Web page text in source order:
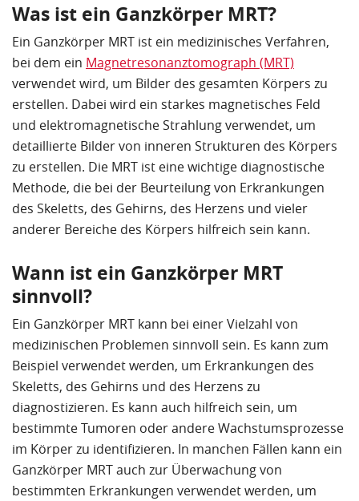
Was ist ein Ganzkörper MRT?
Ein Ganzkörper MRT ist ein medizinisches Verfahren,
bei dem ein Magnetresonanztomograph (MRT)
verwendet wird, um Bilder des gesamten Körpers zu
erstellen. Dabei wird ein starkes magnetisches Feld
und elektromagnetische Strahlung verwendet, um
detaillierte Bilder von inneren Strukturen des Körpers
zu erstellen. Die MRT ist eine wichtige diagnostische
Methode, die bei der Beurteilung von Erkrankungen
des Skeletts, des Gehirns, des Herzens und vieler
anderer Bereiche des Körpers hilfreich sein kann.
Wann ist ein Ganzkörper MRT
sinnvoll?
Ein Ganzkörper MRT kann bei einer Vielzahl von
medizinischen Problemen sinnvoll sein. Es kann zum
Beispiel verwendet werden, um Erkrankungen des
Skeletts, des Gehirns und des Herzens zu
diagnostizieren. Es kann auch hilfreich sein, um
bestimmte Tumoren oder andere Wachstumsprozesse
im Körper zu identifizieren. In manchen Fällen kann ein
Ganzkörper MRT auch zur Überwachung von
bestimmten Erkrankungen verwendet werden, um